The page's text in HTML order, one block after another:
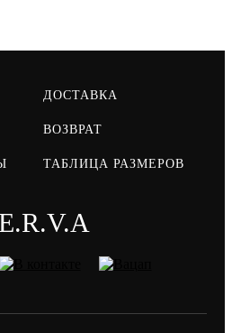
ДОСТАВКА
ВОЗВРАТ
ТАБЛИЦА РАЗМЕРОВ